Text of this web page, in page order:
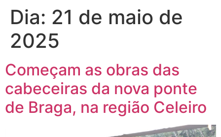
Dia: 21 de maio de
2025
Começam as obras das
cabeceiras da nova ponte
de Braga, na região Celeiro